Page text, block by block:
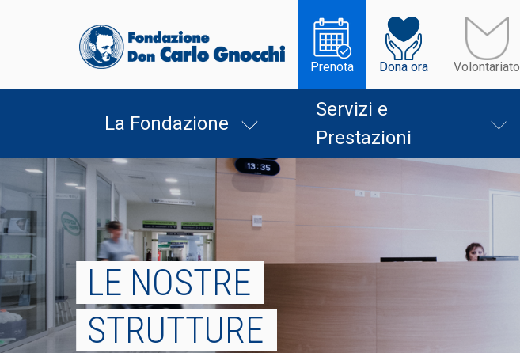
Prenota Dona ora Volontariato
La Fondazione
Servizi e
Prestazioni
LE NOSTRE
STRUTTURE